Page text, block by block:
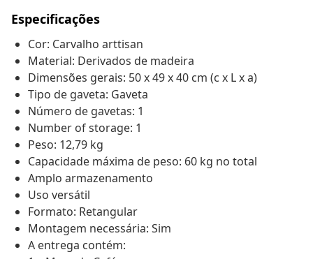
Especificações
Cor: Carvalho arttisan
Material: Derivados de madeira
Dimensões gerais: 50 x 49 x 40 cm (c x L x a)
Tipo de gaveta: Gaveta
Número de gavetas: 1
Number of storage: 1
Peso: 12,79 kg
Capacidade máxima de peso: 60 kg no total
Amplo armazenamento
Uso versátil
Formato: Retangular
Montagem necessária: Sim
A entrega contém: